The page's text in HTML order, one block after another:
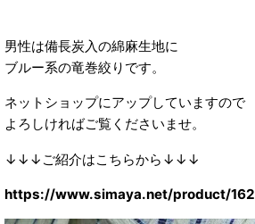
男性は備長炭入の綿麻生地に
ブルー系の竜巻絞りです。
ネットショップにアップしていますので
よろしければご覧くださいませ。
↓↓↓ご紹介はこちらから↓↓↓
https://www.simaya.net/product/162